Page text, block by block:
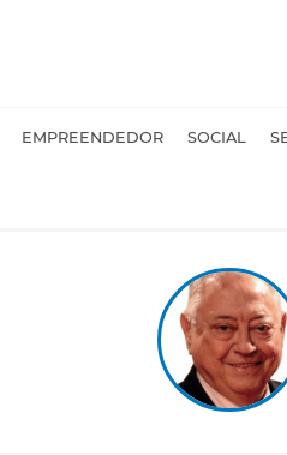
EMPREENDEDOR SOCIAL